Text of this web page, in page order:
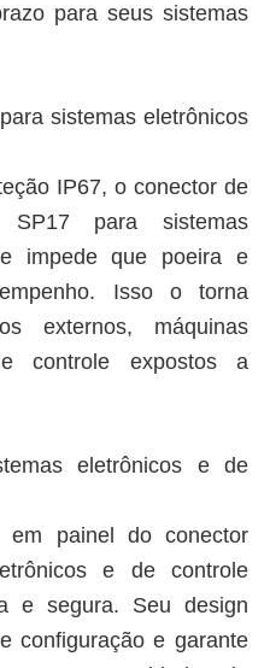
para seus sistemas
sistemas eletrônicos
IP67, o conector de
para sistemas
impede que poeira e
Isso o torna
externos, máquinas
controle expostos a
eletrônicos e de
em painel do conector
e de controle
e segura. Seu design
configuração e garante